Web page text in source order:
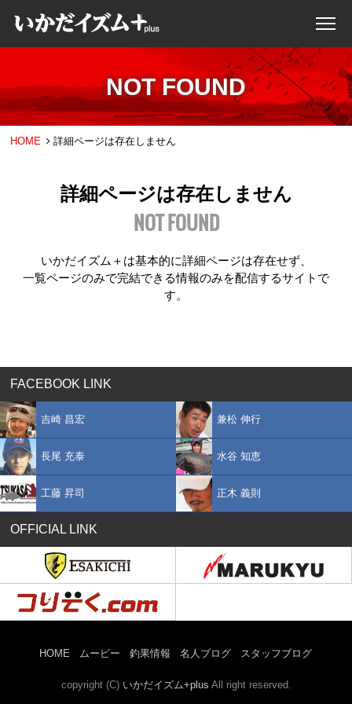
NOT FOUND
HOME 詳細ページは存在しません
詳細ページは存在しません
NOT FOUND
いかだイズム＋は基本的に詳細ページは存在せず、
一覧ページのみで完結できる情報のみを配信するサイトで
す。
FACEBOOK LINK
吉崎 昌宏 兼松 伸行
長尾 充泰 水谷 知恵
工藤 昇司 正木 義則
OFFICIAL LINK
HOME ムービー 釣果情報 名人ブログ スタッフブログ
copyright (C) いかだイズム+plus All right reserved.